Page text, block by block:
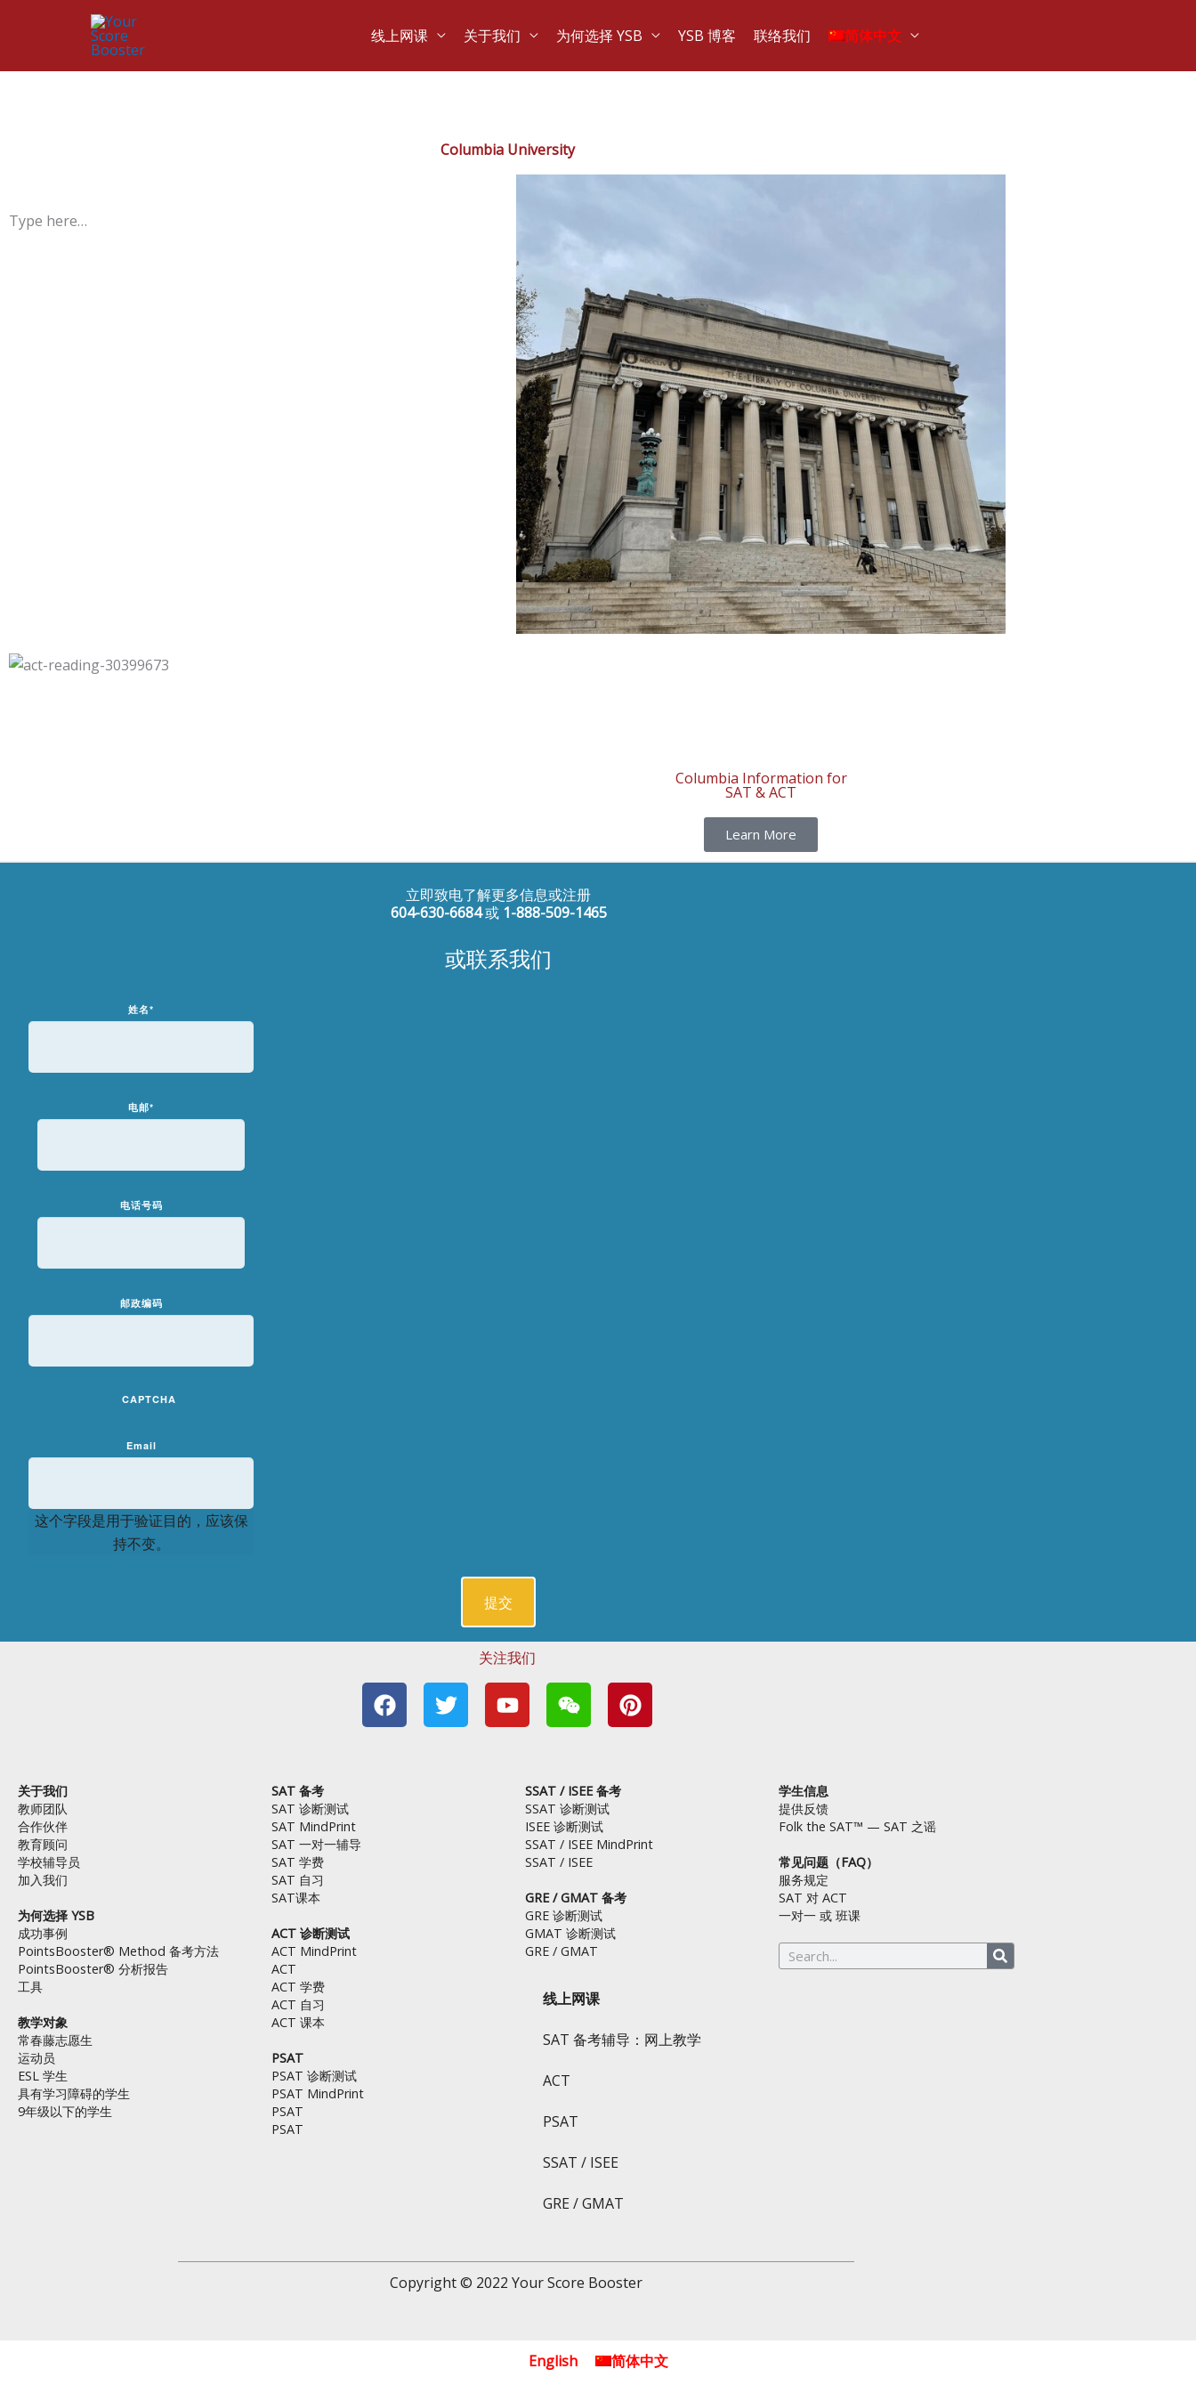
线上网课 关于我们 为何选择 YSB YSB 博客 联络我们 简体中文
Columbia University
Type here…
Columbia Information for
SAT & ACT
Learn More
立即致电了解更多信息或注册
604-630-6684或 1-888-509-1465
或联系我们
姓名*
电邮*
电话号码
邮政编码
CAPTCHA
Email
这个字段是用于验证目的，应该保
持不变。
关注我们
F
a
c
T
w
i
Y
o
u
W
e
i
i
n
P
i
n
s
关于我们
教师团队
合作伙伴
教育顾问
学校辅导员
加入我们
为何选择 YSB
成功事例
PointsBooster® Method 备考方法
PointsBooster® 分析报告
工具
教学对象
常春藤志愿生
运动员
ESL 学生
具有学习障碍的学生
9年级以下的学生
SAT 备考
SAT 诊断测试
SAT MindPrint
SAT 一对一辅导
SAT 学费
SAT 自习
SAT课本
ACT 诊断测试
ACT MindPrint
ACT
ACT 学费
ACT 自习
ACT 课本
PSAT
PSAT 诊断测试
PSAT MindPrint
PSAT
PSAT
SSAT / ISEE 备考
SSAT 诊断测试
ISEE 诊断测试
SSAT / ISEE MindPrint
SSAT / ISEE
GRE / GMAT 备考
GRE 诊断测试
GMAT 诊断测试
GRE / GMAT
线上网课
SAT 备考辅导：网上教学
ACT
PSAT
SSAT / ISEE
GRE / GMAT
学生信息
提供反馈
Folk the SAT™ — SAT 之谣
常见问题（FAQ）
服务规定
SAT 对 ACT
一对一 或 班课
Search
Copyright © 2022 Your Score Booster
English 简体中文